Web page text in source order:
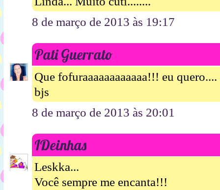
8 de março de 2013 às 19:17
Pati Guerrato
Que fofuraaaaaaaaaaaa!!! eu quero....
bjs
8 de março de 2013 às 20:01
IDeinhas
Leskka...
Você sempre me encanta!!!